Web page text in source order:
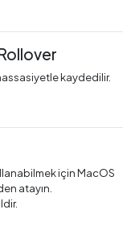
kaydedilir.
için MacOS
atayın.